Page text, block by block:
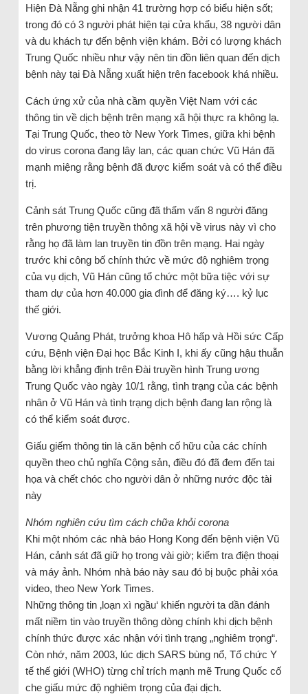
Hiện Đà Nẵng ghi nhận 41 trường hợp có biểu hiện sốt;
trong đó có 3 người phát hiện tại cửa khẩu, 38 người dân
và du khách tự đến bệnh viện khám. Bởi có lượng khách
Trung Quốc nhiều như vậy nên tin đồn liên quan đến dịch
bệnh này tại Đà Nẵng xuất hiện trên facebook khá nhiều.
Cách ứng xử của nhà cầm quyền Việt Nam với các
thông tin về dịch bệnh trên mạng xã hội thực ra không lạ.
Tại Trung Quốc, theo tờ New York Times, giữa khi bệnh
do virus corona đang lây lan, các quan chức Vũ Hán đã
mạnh miệng rằng bệnh đã được kiểm soát và có thể điều
trị.
Cảnh sát Trung Quốc cũng đã thẩm vấn 8 người đăng
trên phương tiện truyền thông xã hội về virus này vì cho
rằng họ đã làm lan truyền tin đồn trên mạng. Hai ngày
trước khi công bố chính thức về mức độ nghiêm trọng
của vụ dịch, Vũ Hán cũng tổ chức một bữa tiệc với sự
tham dự của hơn 40.000 gia đình để đăng ký…. kỷ lục
thế giới.
Vương Quảng Phát, trưởng khoa Hô hấp và Hồi sức Cấp
cứu, Bệnh viện Đại học Bắc Kinh I, khi ấy cũng hậu thuẫn
bằng lời khẳng định trên Đài truyền hình Trung ương
Trung Quốc vào ngày 10/1 rằng, tình trạng của các bệnh
nhân ở Vũ Hán và tình trạng dịch bệnh đang lan rộng là
có thể kiểm soát được.
Giấu giếm thông tin là căn bệnh cố hữu của các chính
quyền theo chủ nghĩa Cộng sản, điều đó đã đem đến tai
họa và chết chóc cho người dân ở những nước độc tài
này
Nhóm nghiên cứu tìm cách chữa khỏi corona
Khi một nhóm các nhà báo Hong Kong đến bệnh viện Vũ
Hán, cảnh sát đã giữ họ trong vài giờ; kiểm tra điện thoại
và máy ảnh. Nhóm nhà báo này sau đó bị buộc phải xóa
video, theo New York Times.
Những thông tin ‚loạn xì ngầu‘ khiến người ta dần đánh
mất niềm tin vào truyền thông dòng chính khi dịch bệnh
chính thức được xác nhận với tình trạng „nghiêm trọng“.
Còn nhớ, năm 2003, lúc dịch SARS bùng nổ, Tổ chức Y
tế thế giới (WHO) từng chỉ trích mạnh mẽ Trung Quốc cố
che giấu mức độ nghiêm trọng của đại dịch.